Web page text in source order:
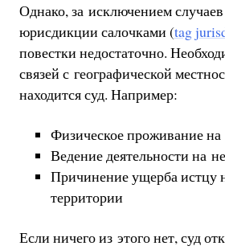
Однако, за исключением
юрисдикции салочками (tag
повестки недостаточно.
связей с географической
находится суд. Например:
Физическое проживание на
Ведение деятельности на
Причинение ущерба истцу
территории
Если ничего из этого нет, суд